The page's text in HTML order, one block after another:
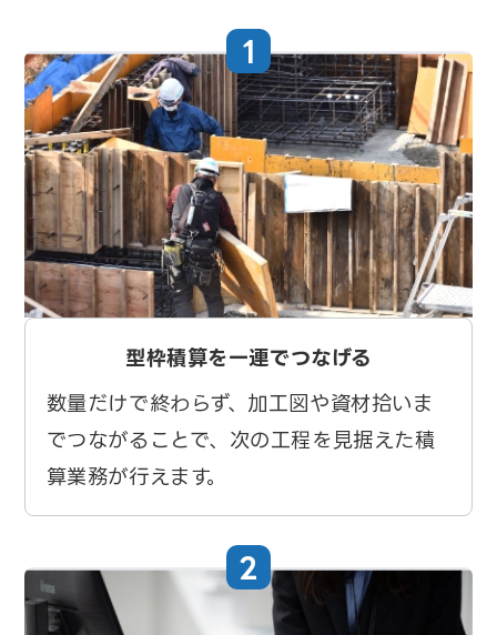
1
型枠積算を一連でつなげる
数量だけで終わらず、加工図や資材拾いま
でつながることで、次の工程を見据えた積
算業務が行えます。
2